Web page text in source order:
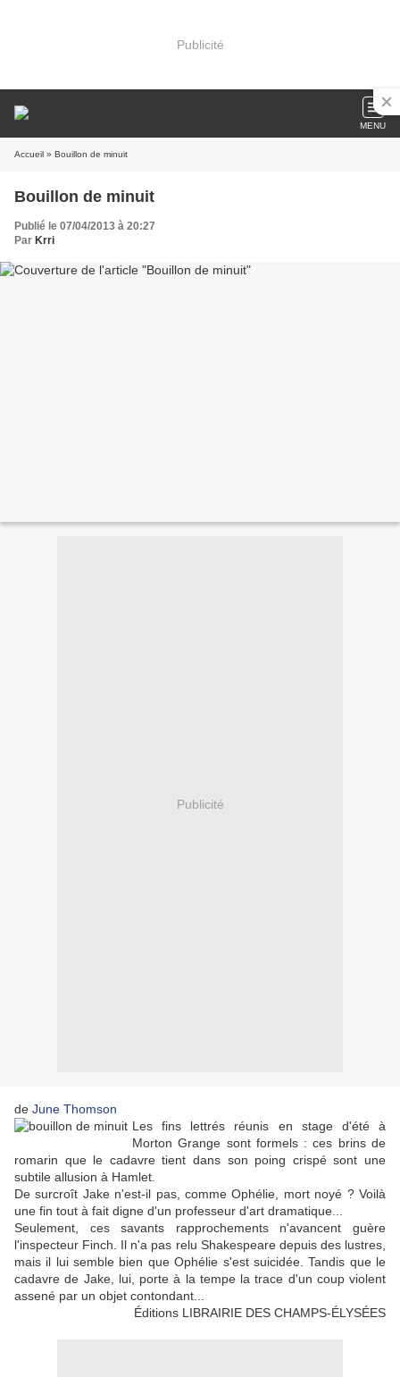
Publicité
MENU
Accueil » Bouillon de minuit
Bouillon de minuit
Publié le 07/04/2013 à 20:27
Par Krri
Publicité
de June Thomson
Les fins lettrés réunis en stage d'été à
Morton Grange sont formels : ces brins de
romarin que le cadavre tient dans son poing crispé sont une
subtile allusion à Hamlet.
De surcroît Jake n'est-il pas, comme Ophélie, mort noyé ? Voilà
une fin tout à fait digne d'un professeur d'art dramatique...
Seulement, ces savants rapprochements n'avancent guère
l'inspecteur Finch. Il n'a pas relu Shakespeare depuis des lustres,
mais il lui semble bien que Ophélie s'est suicidée. Tandis que le
cadavre de Jake, lui, porte à la tempe la trace d'un coup violent
assené par un objet contondant...
Éditions LIBRAIRIE DES CHAMPS-ÉLYSÉES